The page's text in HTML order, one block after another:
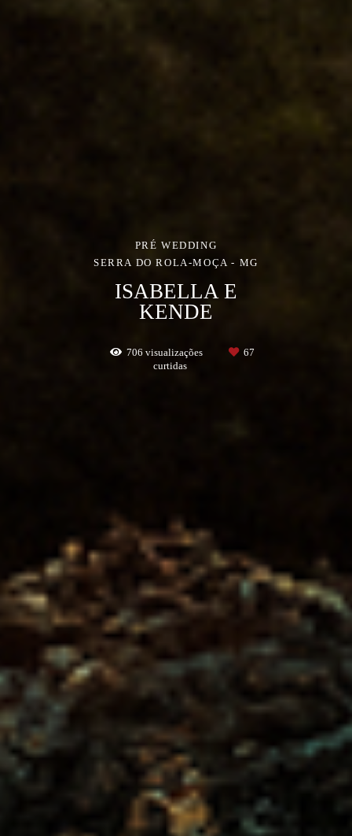
PRÉ WEDDING
SERRA DO ROLA-MOÇA - MG
ISABELLA E
KENDE
706 visualizações
67
curtidas